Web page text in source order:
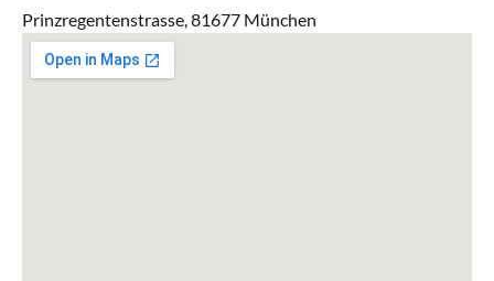
Prinzregentenstrasse, 81677 München